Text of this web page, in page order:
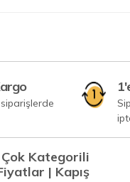
Kategorili
| Kapış